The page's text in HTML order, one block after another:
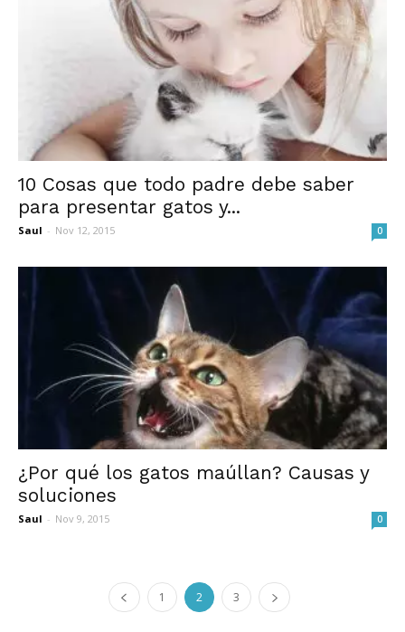
10 Cosas que todo padre debe saber
para presentar gatos y...
Saul - Nov 12, 2015 0
¿Por qué los gatos maúllan? Causas y
soluciones
Saul - Nov 9, 2015 0
1 2 3